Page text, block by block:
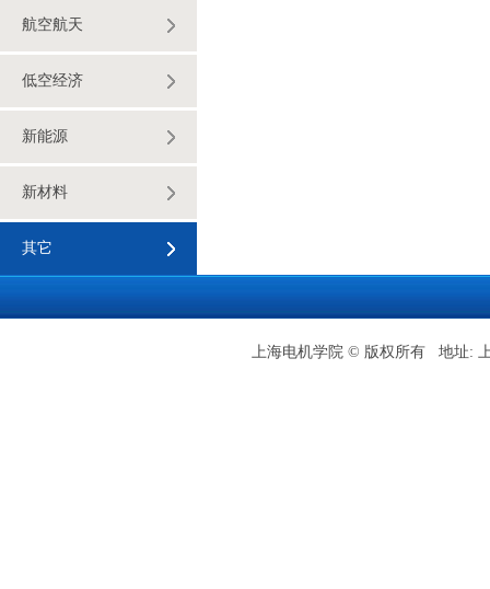
航空航天
低空经济
新能源
新材料
其它
上海电机学院 © 版权所有 地址: